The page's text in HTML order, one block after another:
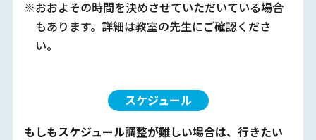
※おおよその時間を決めさせていただいている場合
もあります。詳細は教室の先生にご確認くださ
い。
スケジュール
もしもスケジュール調整が難しい場合は、行きたい